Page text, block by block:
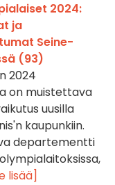
2024:
ja
Seine-
(93)
2024
on muistettava
uusilla
kaupunkiin.
departementti
lisää]